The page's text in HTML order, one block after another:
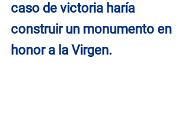
caso de victoria haría
construir un monumento en
honor a la Virgen.